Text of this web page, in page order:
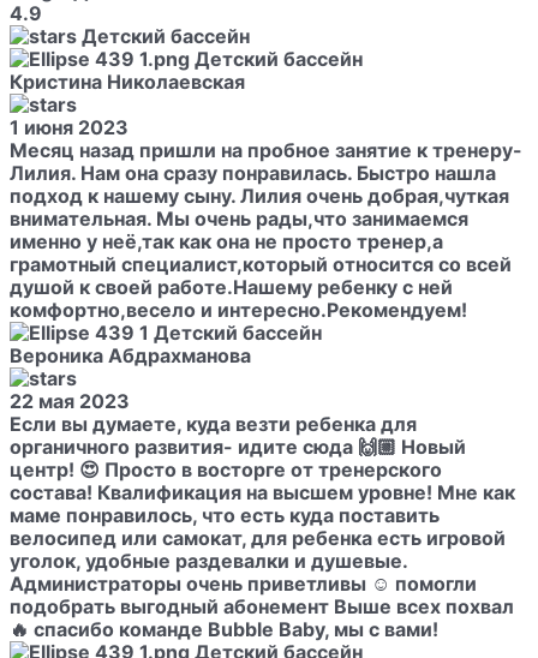
4.9
​Кристина Николаевская
1 июня 2023
Месяц назад пришли на пробное занятие к тренеру-
Лилия. Нам она сразу понравилась. Быстро нашла
подход к нашему сыну. Лилия очень добрая,чуткая
внимательная. Мы очень рады,что занимаемся
именно у неё,так как она не просто тренер,а
грамотный специалист,который относится со всей
душой к своей работе.Нашему ребенку с ней
комфортно,весело и интересно.Рекомендуем!
Вероника Абдрахманова
22 мая 2023
Если вы думаете, куда везти ребенка для
органичного развития- идите сюда 🙌🏼 Новый
центр! 😍 Просто в восторге от тренерского
состава! Квалификация на высшем уровне! Мне как
маме понравилось, что есть куда поставить
велосипед или самокат, для ребенка есть игровой
уголок, удобные раздевалки и душевые.
Администраторы очень приветливы ☺️ помогли
подобрать выгодный абонемент Выше всех похвал
🔥 спасибо команде Bubble Baby, мы с вами!